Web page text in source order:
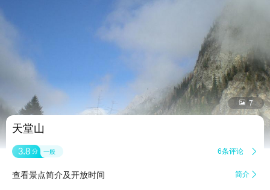
 7
天堂山
3.8 分 一般 6条评论 
查看景点简介及开放时间 简介 